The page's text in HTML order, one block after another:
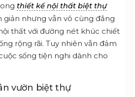
thiết kế nội thất biệt thự
giản nhưng vẫn vô cùng đẳng
thất với đường nét khúc chiết
rộng rãi. Tuy nhiên vẫn đảm
sống tiện nghi dành cho
vườn biệt thự